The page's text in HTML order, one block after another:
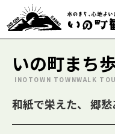
いの町まち
INOTOWN TOWNWALK
和紙で栄えた、 郷